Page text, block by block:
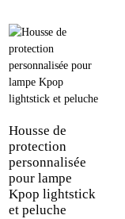
Housse de
protection
personnalisée
pour lampe
Kpop lightstick
et peluche